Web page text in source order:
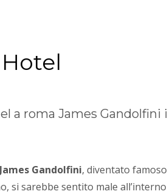
a roma James Gandolfini
James Gandolfini, diventato
si sarebbe sentito male